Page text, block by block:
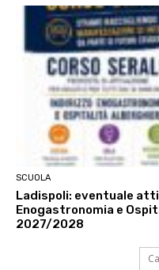
SCUOLA
Ladispoli: eventuale
Enogastronomia e
2027/2028